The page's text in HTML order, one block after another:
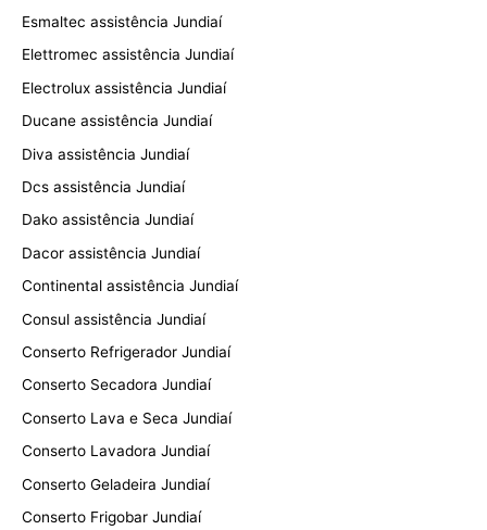
Esmaltec assistência Jundiaí
Elettromec assistência Jundiaí
Electrolux assistência Jundiaí
Ducane assistência Jundiaí
Diva assistência Jundiaí
Dcs assistência Jundiaí
Dako assistência Jundiaí
Dacor assistência Jundiaí
Continental assistência Jundiaí
Consul assistência Jundiaí
Conserto Refrigerador Jundiaí
Conserto Secadora Jundiaí
Conserto Lava e Seca Jundiaí
Conserto Lavadora Jundiaí
Conserto Geladeira Jundiaí
Conserto Frigobar Jundiaí